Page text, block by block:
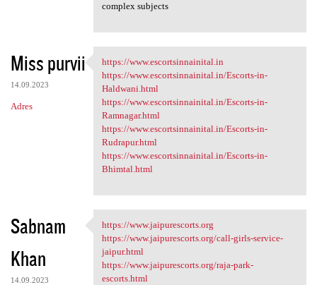
complex subjects
Miss purvii
14.09.2023
Adres
https://www.escortsinnainital
https://www.escortsinnainital.in
https://www.escortsinnainital.in/Escorts-in-
Haldwani.html
https://www.escortsinnainital.in/Escorts-in-
Ramnagar.html
https://www.escortsinnainital.in/Escorts-in-
Rudrapur.html
https://www.escortsinnainital.in/Escorts-in-
Bhimtal.html
Sabnam
Khan
14.09.2023
https://www.jaipurescorts.org
https://www.jaipurescorts.org
https://www.jaipurescorts.org/call-girls-service-
jaipur.html
https://www.jaipurescorts.org/raja-park-
escorts.html